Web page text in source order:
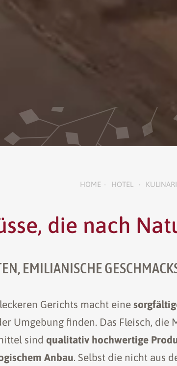
HOME • HOTEL •
die nach
EMILIANISCHE
Gerichts macht eine
Umgebung finden. Das Fleisch, die
sind qualitativ hochwertige
Anbau. Selbst die nicht aus